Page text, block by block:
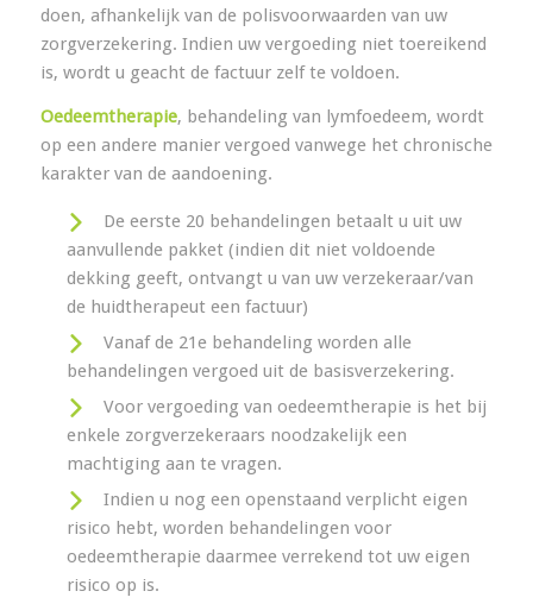
doen, afhankelijk van de polisvoorwaarden van uw
zorgverzekering. Indien uw vergoeding niet toereikend
is, wordt u geacht de factuur zelf te voldoen.
Oedeemtherapie, behandeling van lymfoedeem, wordt
op een andere manier vergoed vanwege het chronische
karakter van de aandoening.
De eerste 20 behandelingen betaalt u uit uw
aanvullende pakket (indien dit niet voldoende
dekking geeft, ontvangt u van uw verzekeraar/van
de huidtherapeut een factuur)
Vanaf de 21e behandeling worden alle
behandelingen vergoed uit de basisverzekering.
Voor vergoeding van oedeemtherapie is het bij
enkele zorgverzekeraars noodzakelijk een
machtiging aan te vragen.
Indien u nog een openstaand verplicht eigen
risico hebt, worden behandelingen voor
oedeemtherapie daarmee verrekend tot uw eigen
risico op is.